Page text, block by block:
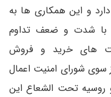
و این همکاری ها به
با شدت و ضعف تداوم
های خرید و فروش
سوی شورای امنیت اعمال
روسیه تحت الشعاع این